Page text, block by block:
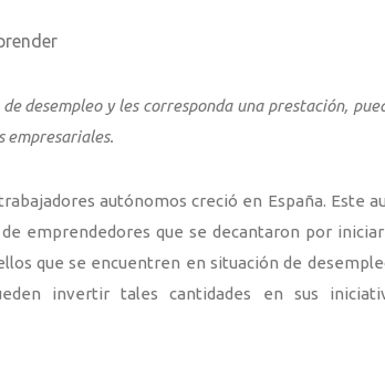
desempleo y les corresponda una prestación,
empresariales.
autónomos creció en España. Este
emprendedores que se decantaron por iniciar
que se encuentren en situación de
invertir tales cantidades en sus